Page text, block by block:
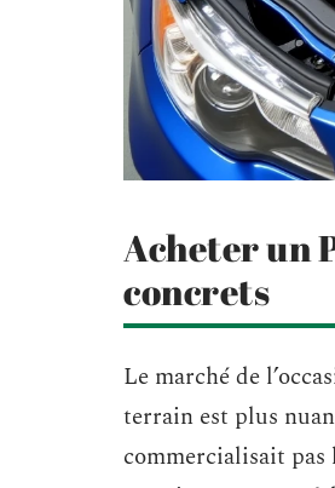
Acheter un
concrets
Le marché de
terrain est plus
commercialisait pas